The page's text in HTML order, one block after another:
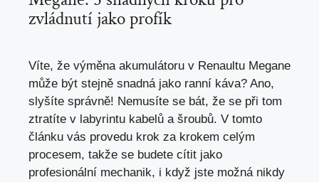
zvládnutí jako profík
Víte, že výměna akumulátoru v Renaultu Megane
může být stejně snadná jako ranní káva? Ano,
slyšíte správně! Nemusíte se bát, že se při tom
ztratíte v labyrintu kabelů a šroubů. V tomto
článku vás provedu krok za krokem celým
procesem, takže se budete cítit jako
profesionální mechanik, i když jste možná nikdy